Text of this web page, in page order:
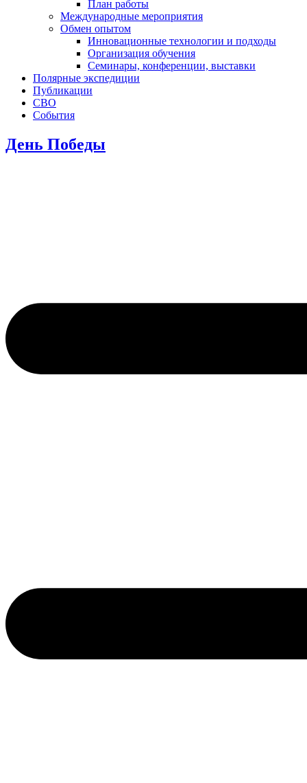
План работы
Международные мероприятия
Обмен опытом
Инновационные технологии и подходы
Организация обучения
Семинары, конференции, выставки
Полярные экспедиции
Публикации
СВО
События
День Победы